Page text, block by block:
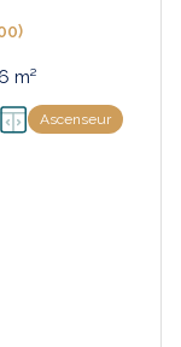
Appartement 1 pièce(s) 26 m²
Ascenseur